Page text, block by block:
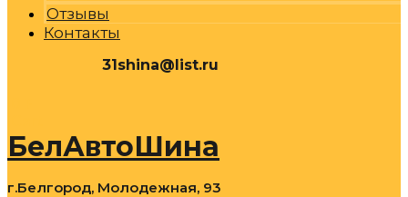
Отзывы
Контакты
31shina@list.ru
БелАвтоШина
г.Белгород, Молодежная, 93